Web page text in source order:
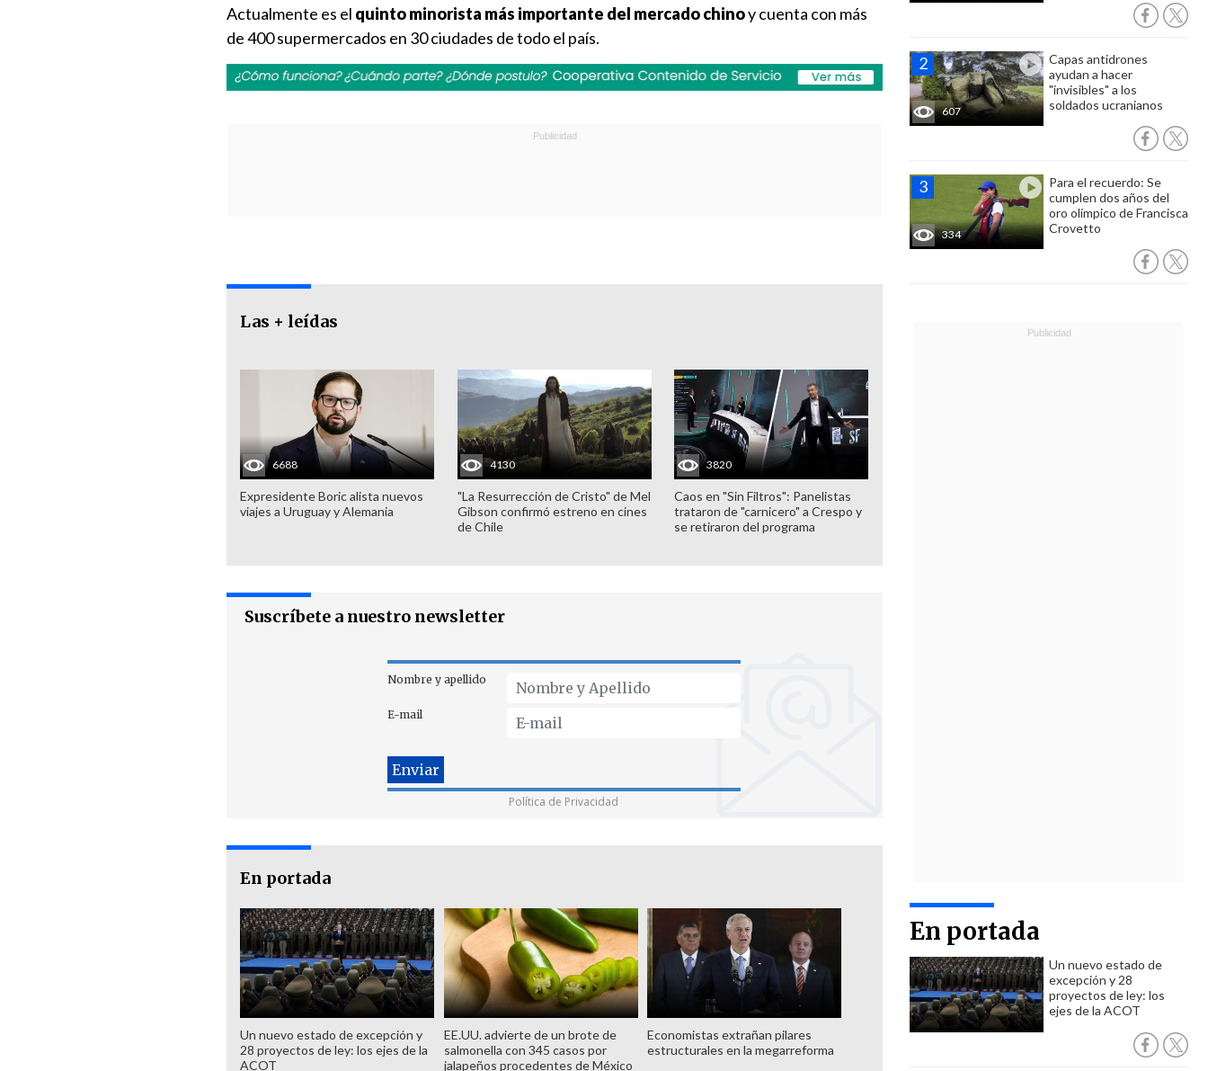
607
Capas antidrones
ayudan a hacer
"invisibles" a los
soldados ucranianos
334
Para el recuerdo: Se
cumplen dos años del
oro olímpico de Francisca
Crovetto
En portada
Un nuevo estado de
excepción y 28
proyectos de ley: los
ejes de la ACOT
Actualmente es el quinto minorista más importante del mercado chinoy cuenta con más
de 400 supermercados en 30 ciudades de todo el país.
Las + leídas
6688
Expresidente Boric alista nuevos
viajes a Uruguay y Alemania
4130
"La Resurrección de Cristo" de Mel
Gibson confirmó estreno en cines
de Chile
3820
Caos en "Sin Filtros": Panelistas
trataron de "carnicero" a Crespo y
se retiraron del programa
Suscríbete a nuestro newsletter
Nombre y apellido
E-mail
Política de Privacidad
En portada
Un nuevo estado de excepción y
28 proyectos de ley: los ejes de la
ACOT
EE.UU. advierte de un brote de
salmonella con 345 casos por
jalapeños procedentes de México
Economistas extrañan pilares
estructurales en la megarreforma